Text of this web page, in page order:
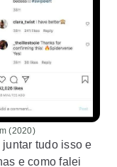
(2020)
tudo isso e
e como falei